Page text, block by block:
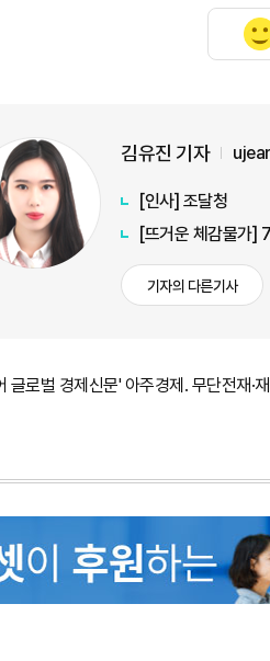
김유진 기자
[인사] 조달청
[뜨거운 체감물가]
기자의 다른기사
로벌 경제신문' 아주경제. 무단전재·